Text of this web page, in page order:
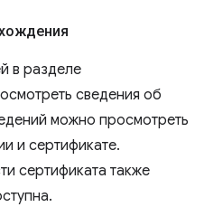
в разделе
сведения об
можно просмотреть
и сертификате.
сертификата также